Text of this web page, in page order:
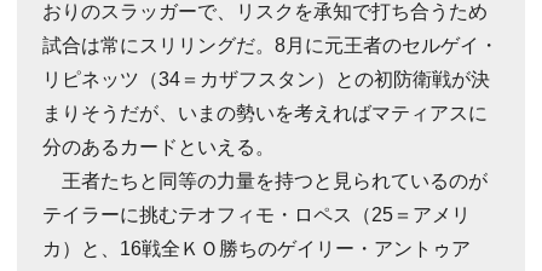
おりのスラッガーで、リスクを承知で打ち合うため
試合は常にスリリングだ。8月に元王者のセルゲイ・
リピネッツ（34＝カザフスタン）との初防衛戦が決
まりそうだが、いまの勢いを考えればマティアスに
分のあるカードといえる。
王者たちと同等の力量を持つと見られているのが
テイラーに挑むテオフィモ・ロペス（25＝アメリ
カ）と、16戦全ＫＯ勝ちのゲイリー・アントゥア